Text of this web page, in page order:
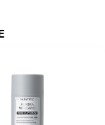
การเปลี่ยนแปลงของผิว
น้ำจะกลายเป็นทางเลือกที่